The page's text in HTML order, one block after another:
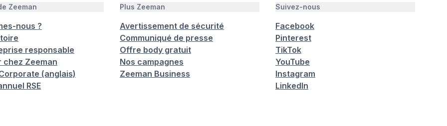
Zeeman
nous ?
responsable
chez Zeeman
(anglais)
RSE
Plus Zeeman
Avertissement de sécurité
Communiqué de presse
Offre body gratuit
Nos campagnes
Zeeman Business
Suivez-nous
Facebook
Pinterest
TikTok
YouTube
Instagram
LinkedIn